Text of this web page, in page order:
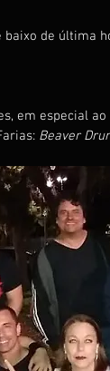
baixo de última
em especial
Beaver